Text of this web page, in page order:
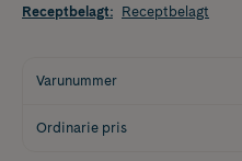
Receptbelagt: Receptbelagt
Varunummer
Ordinarie pris